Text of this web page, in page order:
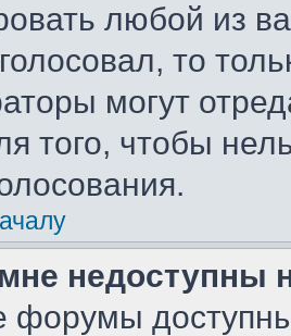
любой из
то
могут
того, чтобы
недоступны
форумы